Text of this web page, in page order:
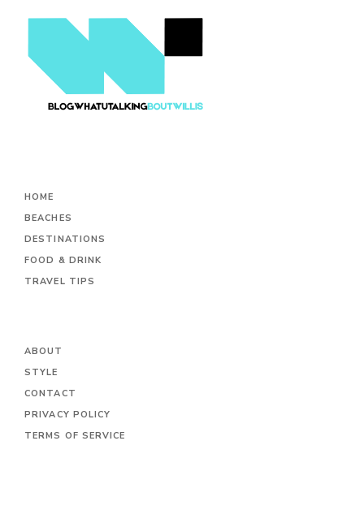
HOME
BEACHES
DESTINATIONS
FOOD & DRINK
TRAVEL TIPS
ABOUT
STYLE
CONTACT
PRIVACY POLICY
TERMS OF SERVICE